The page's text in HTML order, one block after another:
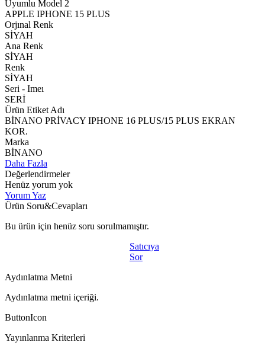
Uyumlu Model 2
APPLE IPHONE 15 PLUS
Orjınal Renk
SİYAH
Ana Renk
SİYAH
Renk
SİYAH
Seri - Imeı
SERİ
Ürün Etiket Adı
BİNANO PRİVACY IPHONE 16 PLUS/15 PLUS EKRAN
KOR.
Marka
BİNANO
Daha Fazla
Değerlendirmeler
Henüz yorum yok
Yorum Yaz
Ürün Soru&Cevapları
Bu ürün için henüz soru sorulmamıştır.
Satıcıya
Sor
Aydınlatma Metni
Aydınlatma metni içeriği.
ButtonIcon
Yayınlanma Kriterleri